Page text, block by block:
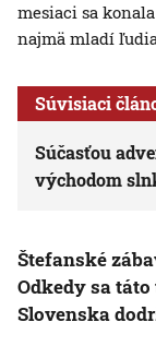
mesiaci sa
najmä mladí
Súvisiaci
Súčasťou
východom
Štefanské
Odkedy sa
Slovenska